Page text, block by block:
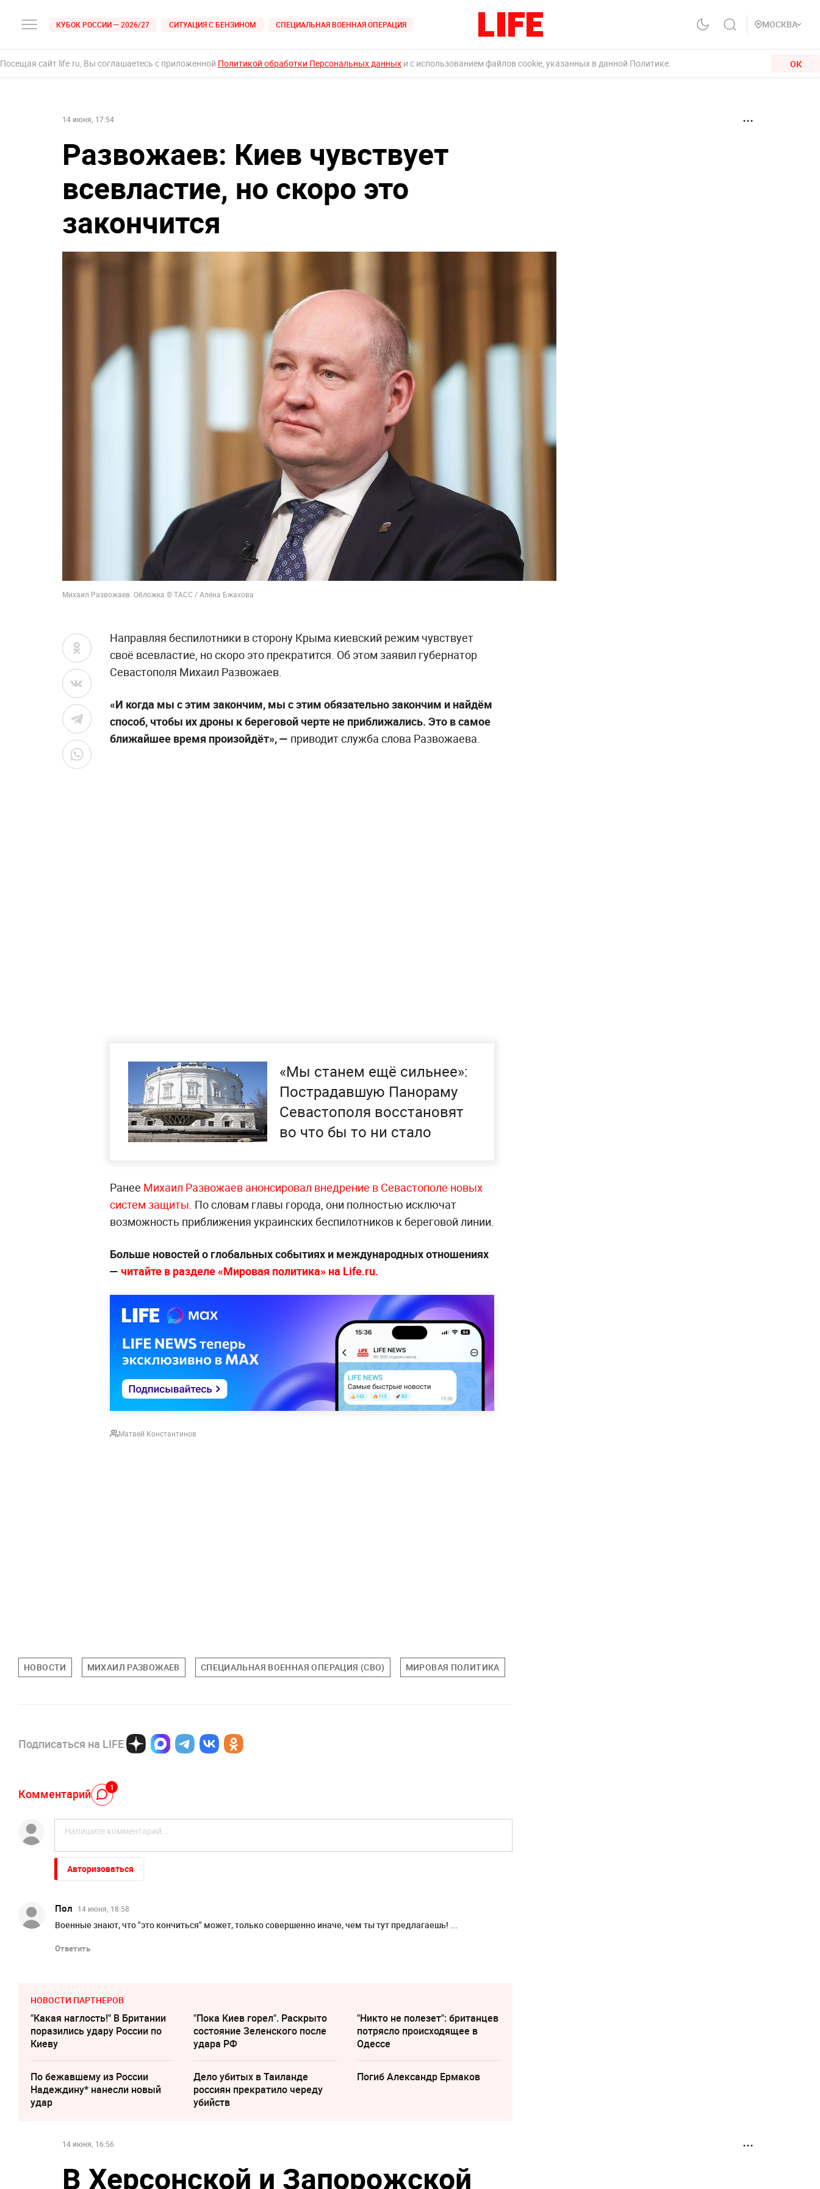
КУБОК РОССИИ — 2026/27 СИТУАЦИЯ С БЕНЗИНОМ СПЕЦИАЛЬНАЯ ВОЕННАЯ ОПЕРАЦИЯ МОСКВА
Посещая сайт life.ru, Вы соглашаетесь с приложенной Политикой обработки Персональных данных и с использованием файлов cookie, указанных в данной Политике. ОК
14 июня, 17:54
Развожаев: Киев чувствует
всевластие, но скоро это
закончится
Михаил Развожаев. Обложка © ТАСС / Алёна Бжахова
Направляя беспилотники в сторону Крыма киевский режим чувствует
своё всевластие, но скоро это прекратится. Об этом заявил губернатор
Севастополя Михаил Развожаев.
«И когда мы с этим закончим, мы с этим обязательно закончим и найдём
способ, чтобы их дроны к береговой черте не приближались. Это в самое
ближайшее время произойдёт», — приводит служба слова Развожаева.
«Мы станем ещё сильнее»:
Пострадавшую Панораму
Севастополя восстановят
во что бы то ни стало
Ранее Михаил Развожаев анонсировал внедрение в Севастополе новых
систем защиты. По словам главы города, они полностью исключат
возможность приближения украинских беспилотников к береговой линии.
Больше новостей о глобальных событиях и международных отношениях
— читайте в разделе «Мировая политика» на Life.ru.
Матвей Константинов
НОВОСТИ МИХАИЛ РАЗВОЖАЕВ СПЕЦИАЛЬНАЯ ВОЕННАЯ ОПЕРАЦИЯ (СВО) МИРОВАЯ ПОЛИТИКА
Подписаться на LIFE
Комментарий 1
Авторизоваться
Пол 14 июня, 18:58
Военные знают, что "это кончиться" может, только совершенно иначе, чем ты тут предлагаешь! ...
Ответить
НОВОСТИ ПАРТНЕРОВ
"Какая наглость!" В Британии
поразились удару России по
Киеву
"Пока Киев горел". Раскрыто
состояние Зеленского после
удара РФ
"Никто не полезет": британцев
потрясло происходящее в
Одессе
По бежавшему из России
Надеждину* нанесли новый
удар
Дело убитых в Таиланде
россиян прекратило череду
убийств
Погиб Александр Ермаков
14 июня, 16:56
В Херсонской и Запорожской